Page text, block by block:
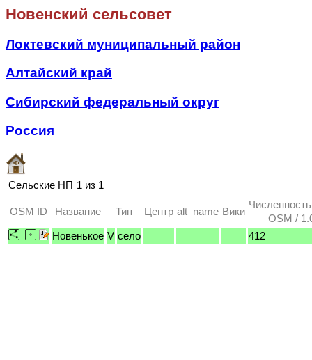
Новенский сельсовет
Локтевский муниципальный район
Алтайский край
Сибирский федеральный округ
Россия
Сельские НП 1 из 1
OSM ID Название Тип Центр alt_name Вики
OSM /
Новенькое V село 412